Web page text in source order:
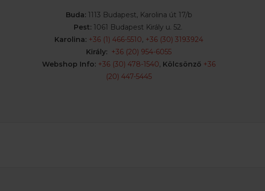
Buda:1113 Budapest, Karolina út 17/b
Pest:1061 Budapest Király u. 52.
Karolina: +36 (1) 466-5510, +36 (30) 3193924
Király: +36 (20) 954-6055
Webshop Info: +36 (30) 478-1540, Kölcsönző +36
(20) 447-5445